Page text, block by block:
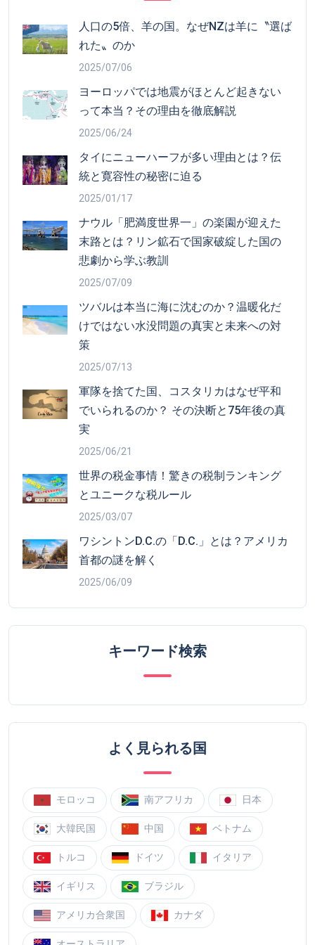
人口の5倍、羊の国。なぜNZは羊に〝選ば
れた〟のか
2025/07/06
ヨーロッパでは地震がほとんど起きない
って本当？その理由を徹底解説
2025/06/24
タイにニューハーフが多い理由とは？伝
統と寛容性の秘密に迫る
2025/01/17
ナウル「肥満度世界一」の楽園が迎えた
末路とは？リン鉱石で国家破綻した国の
悲劇から学ぶ教訓
2025/07/09
ツバルは本当に海に沈むのか？温暖化だ
けではない水没問題の真実と未来への対
策
2025/07/13
軍隊を捨てた国、コスタリカはなぜ平和
でいられるのか？ その決断と75年後の真
実
2025/06/21
世界の税金事情！驚きの税制ランキング
とユニークな税ルール
2025/03/07
ワシントンD.C.の「D.C.」とは？アメリカ
首都の謎を解く
2025/06/09
キーワード検索
よく見られる国
モロッコ 南アフリカ 日本
大韓民国 中国 ベトナム
トルコ ドイツ イタリア
イギリス ブラジル
アメリカ合衆国 カナダ